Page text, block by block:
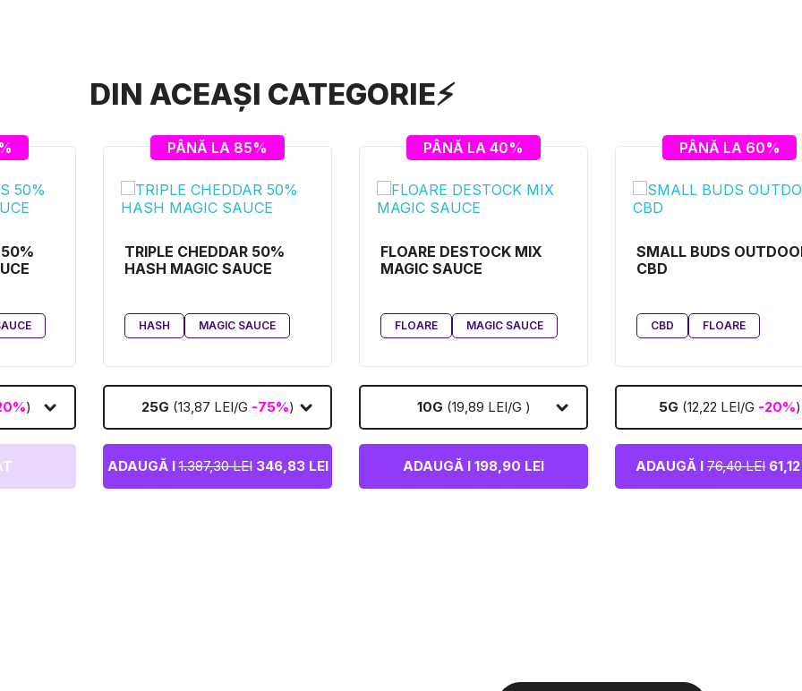
DIN ACEAȘI CATEGORIE⚡
)
PÂNĂ LA 85%
TRIPLE CHEDDAR 50%
HASH MAGIC SAUCE
HASH MAGIC SAUCE
25G (13,87 LEI/G -75%)
ADAUGĂ I1.387,30 LEI346,83 LEI
PÂNĂ LA 40%
FLOARE DESTOCK MIX
MAGIC SAUCE
FLOARE MAGIC SAUCE
10G (19,89 LEI/G )
ADAUGĂ I 198,90 LEI
PÂNĂ LA 60%
SMALL BUDS
CBD
CBD FLOARE
5G (12,22 LEI/G -20%)
ADAUGĂ I 76,40 LEI